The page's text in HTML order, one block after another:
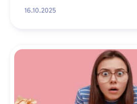
16.10.2025